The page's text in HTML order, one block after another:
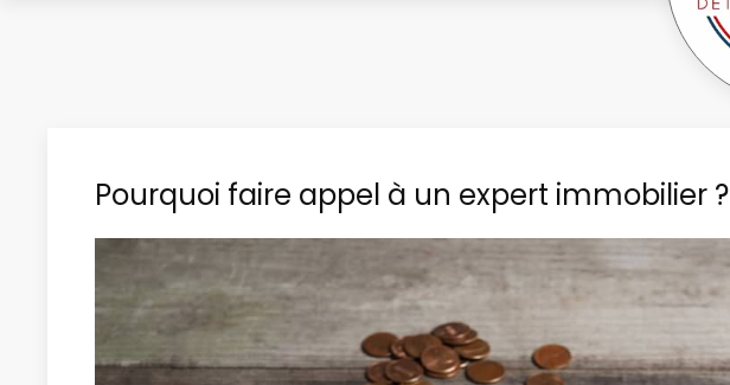
Pourquoi faire appel à un expert immobilier ?